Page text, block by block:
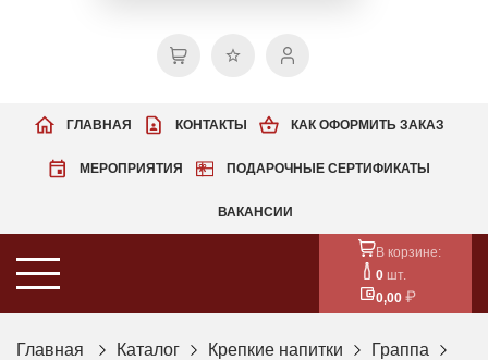
КАК ОФОРМИТЬ ЗАКАЗ
МЕРОПРИЯТИЯ ПОДАРОЧНЫЕ СЕРТИФИКАТЫ
ВАКАНСИИ
ГЛАВНАЯ КОНТАКТЫ
В корзине:
0 шт.
0,00
Главная Каталог Крепкие напитки
Граппа